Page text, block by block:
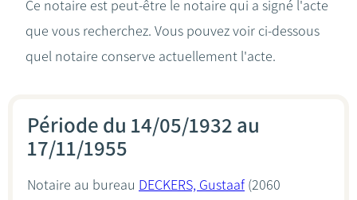
Le notaire
Ce notaire est peut-être le notaire qui a signé l'acte
que vous recherchez. Vous pouvez voir ci-dessous
quel notaire conserve actuellement l'acte.
Période du 14/05/1932 au
17/11/1955
Notaire au bureau DECKERS, Gustaaf(2060